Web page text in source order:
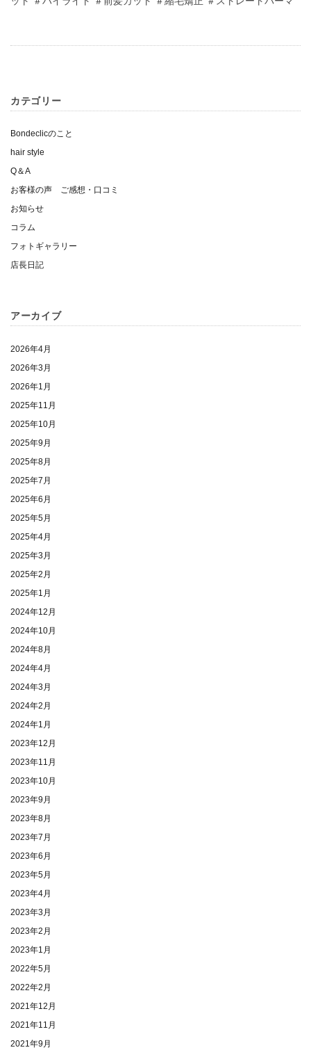
カテゴリー
Bondeclicのこと
hair style
Q＆A
お客様の声 ご感想・口コミ
お知らせ
コラム
フォトギャラリー
店長日記
アーカイブ
2026年4月
2026年3月
2026年1月
2025年11月
2025年10月
2025年9月
2025年8月
2025年7月
2025年6月
2025年5月
2025年4月
2025年3月
2025年2月
2025年1月
2024年12月
2024年10月
2024年8月
2024年4月
2024年3月
2024年2月
2024年1月
2023年12月
2023年11月
2023年10月
2023年9月
2023年8月
2023年7月
2023年6月
2023年5月
2023年4月
2023年3月
2023年2月
2023年1月
2022年5月
2022年2月
2021年12月
2021年11月
2021年9月